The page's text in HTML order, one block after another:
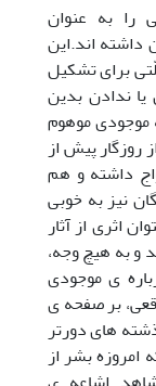
را به عنوان
داشته اند.این
برای تشکیل
ندادن بدین
موجودی موهوم
روزگار پیش از
داشته و هم
نیز به خوبی
اثری از آثار
و به هیچ وجه،
ی موجودی
بر صفحه ی
های دورتر
امروزه بشر از